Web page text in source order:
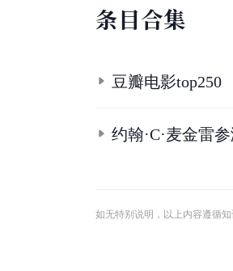
条目合集
豆瓣电影top250
约翰·C·麦金雷
如无特别说明，以上内容遵循